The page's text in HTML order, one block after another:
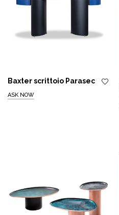
Baxter scrittoio Parasec
ASK NOW